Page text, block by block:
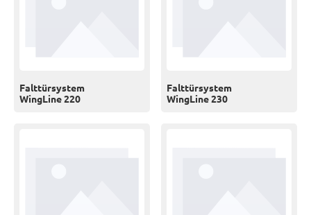
Falttürsystem
WingLine 220
Falttürsystem
WingLine 230